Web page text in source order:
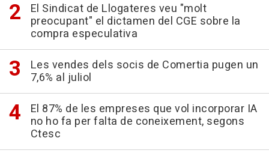
El Sindicat de Llogateres veu "molt
preocupant" el dictamen del CGE sobre la
compra especulativa
Les vendes dels socis de Comertia pugen un
7,6% al juliol
El 87% de les empreses que vol incorporar IA
no ho fa per falta de coneixement, segons
Ctesc